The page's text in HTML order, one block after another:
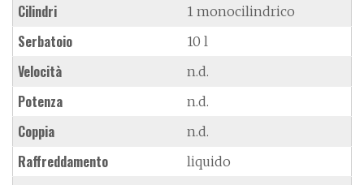
Cilindri 1 monocilindrico
Serbatoio 10 l
Velocità n.d.
Potenza n.d.
Coppia n.d.
Raffreddamento liquido